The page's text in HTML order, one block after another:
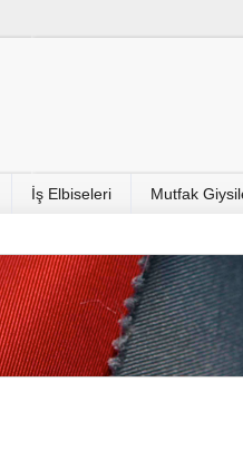
İş Elbiseleri Mutfak